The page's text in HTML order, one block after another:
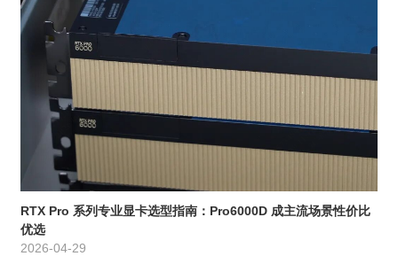
RTX Pro 系列专业显卡选型指南：Pro6000D 成主流场景性价比
优选
2026-04-29